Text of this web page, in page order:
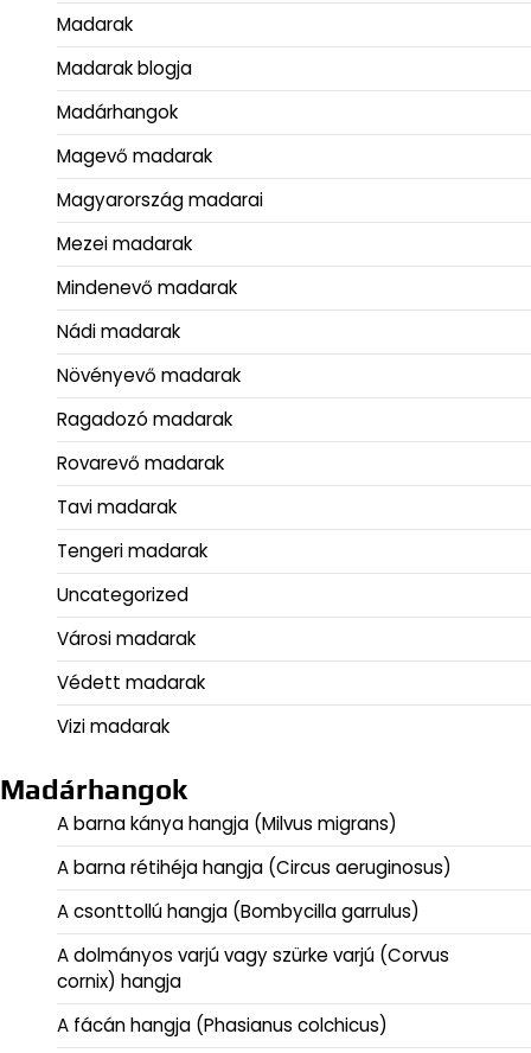
Madarak
Madarak blogja
Madárhangok
Magevő madarak
Magyarország madarai
Mezei madarak
Mindenevő madarak
Nádi madarak
Növényevő madarak
Ragadozó madarak
Rovarevő madarak
Tavi madarak
Tengeri madarak
Uncategorized
Városi madarak
Védett madarak
Vizi madarak
Madárhangok
A barna kánya hangja (Milvus migrans)
A barna rétihéja hangja (Circus aeruginosus)
A csonttollú hangja (Bombycilla garrulus)
A dolmányos varjú vagy szürke varjú (Corvus
cornix) hangja
A fácán hangja (Phasianus colchicus)